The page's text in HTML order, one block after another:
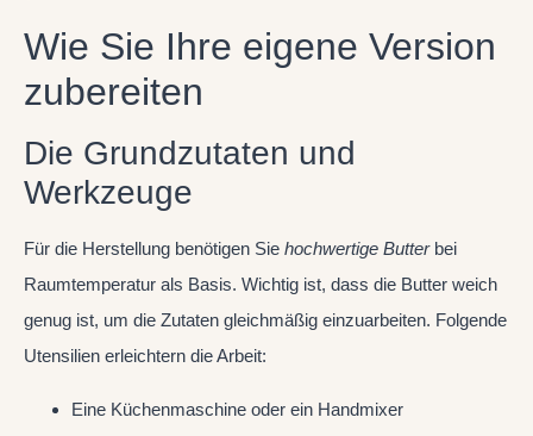
Wie Sie Ihre eigene Version
zubereiten
Die Grundzutaten und
Werkzeuge
Für die Herstellung benötigen Sie hochwertige Butterbei
Raumtemperatur als Basis. Wichtig ist, dass die Butter weich
genug ist, um die Zutaten gleichmäßig einzuarbeiten. Folgende
Utensilien erleichtern die Arbeit:
Eine Küchenmaschine oder ein Handmixer